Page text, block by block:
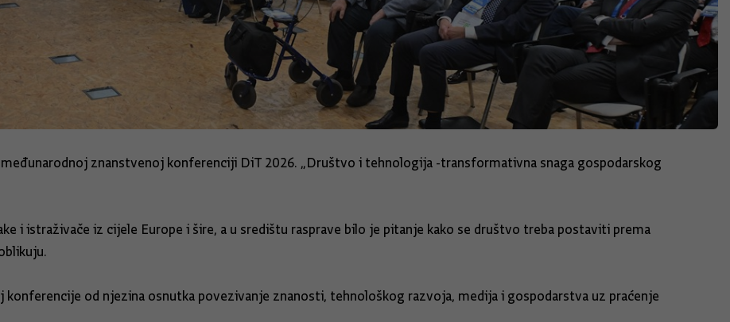
znanstvenoj konferenciji DiT 2026. „Društvo i tehnologija -transformativna snaga gospodarskog
i istraživače iz cijele Europe i šire, a u središtu rasprave bilo je pitanje kako se društvo treba postaviti prema
od njezina osnutka povezivanje znanosti, tehnološkog razvoja, medija i gospodarstva uz praćenje